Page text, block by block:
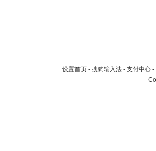
设置首页 - 搜狗输入法 - 支付中心 -